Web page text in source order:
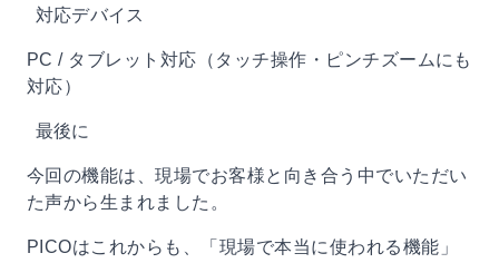
対応デバイス
PC / タブレット対応（タッチ操作・ピンチズームにも
対応）
最後に
今回の機能は、現場でお客様と向き合う中でいただい
た声から生まれました。
PICOはこれからも、「現場で本当に使われる機能」